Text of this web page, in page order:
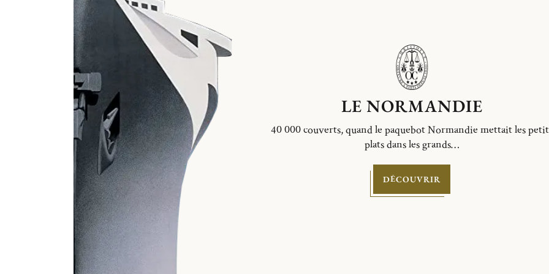
LE NORMANDIE
40 000 couverts, quand le paquebot Normandie mettait les
plats dans les grands…
DÉCOUVRIR